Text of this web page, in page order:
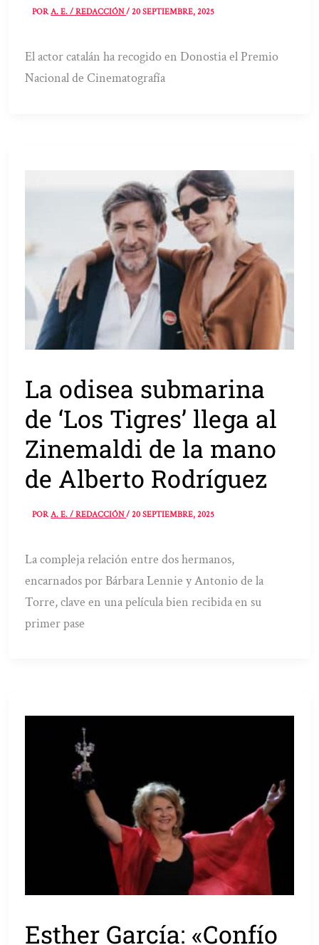
PORA. E. / REDACCIÓN/20 SEPTIEMBRE, 2025
El actor catalán ha recogido en Donostia el Premio
Nacional de Cinematografía
La odisea submarina
de ‘Los Tigres’ llega al
Zinemaldi de la mano
de Alberto Rodríguez
PORA. E. / REDACCIÓN/20 SEPTIEMBRE, 2025
La compleja relación entre dos hermanos,
encarnados por Bárbara Lennie y Antonio de la
Torre, clave en una película bien recibida en su
primer pase
Esther García: «Confío